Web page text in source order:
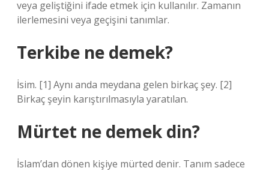
veya geliştiğini ifade etmek için kullanılır. Zamanın
ilerlemesini veya geçişini tanımlar.
Terkibe ne demek?
İsim. [1] Aynı anda meydana gelen birkaç şey. [2]
Birkaç şeyin karıştırılmasıyla yaratılan.
Mürtet ne demek din?
İslam’dan dönen kişiye mürted denir. Tanım sadece